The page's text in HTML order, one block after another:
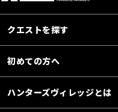
クエストを探す
初めての方へ
ハンターズヴィレッジとは